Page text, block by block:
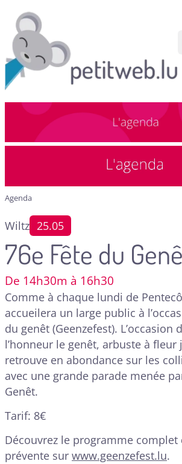
Agenda
Wiltz 25.05
76e Fête du
De 14h30m à 16h30
Comme à chaque lundi de
accueilera un large public à
du genêt (Geenzefest). L’occasion
l’honneur le genêt, arbuste à fleur
retrouve en abondance sur les
avec une grande parade menée
Genêt.
Tarif: 8€
Découvrez le programme complet
prévente sur www.geenzefest.lu.